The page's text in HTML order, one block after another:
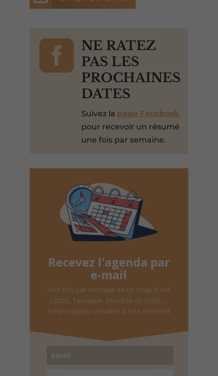

NE RATEZ
PAS LES
PROCHAINES
DATES
Suivez la page Facebook
pour recevoir un résumé
une fois par semaine.
Recevez l'agenda par
e-mail
Une fois par semaine en un coup d'oeil
Lotos, Taureaux, Marchés de Noël, ...
Désinscription possible à tout moment